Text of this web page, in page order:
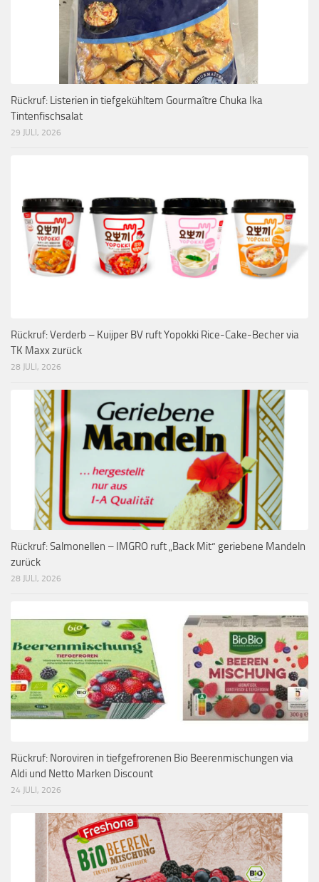
Rückruf: Listerien in tiefgekühltem Gourmaître Chuka Ika
Tintenfischsalat
29 JULI, 2026
Rückruf: Verderb – Kuijper BV ruft Yopokki Rice-Cake-Becher via
TK Maxx zurück
28 JULI, 2026
Rückruf: Salmonellen – IMGRO ruft „Back Mit“ geriebene Mandeln
zurück
28 JULI, 2026
Rückruf: Noroviren in tiefgefrorenen Bio Beerenmischungen via
Aldi und Netto Marken Discount
24 JULI, 2026